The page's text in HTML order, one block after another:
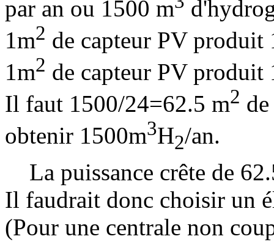
par an ou 1500 m
1m2 de capteur PV produit
1m2 de capteur PV produit
Il faut 1500/24=62.5 m2
obtenir 1500m3H2/an.
La puissance crête de
Il faudrait donc choisir un
(Pour une centrale non